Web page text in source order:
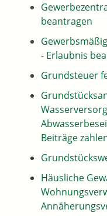
beantragen
- Erlaubnis
Grundsteuer
Beiträge
Häusliche